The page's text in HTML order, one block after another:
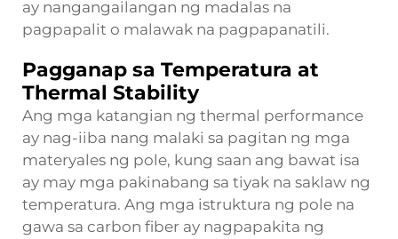
ay nangangailangan ng madalas na
pagpapalit o malawak na pagpapanatili.
Pagganap sa Temperatura at
Thermal Stability
Ang mga katangian ng thermal performance
ay nag-iiba nang malaki sa pagitan ng mga
materyales ng pole, kung saan ang bawat isa
ay may mga pakinabang sa tiyak na saklaw ng
temperatura. Ang mga istruktura ng pole na
gawa sa carbon fiber ay nagpapakita ng